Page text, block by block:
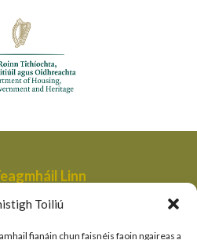
Toiliú
fianáin chun faisnéis faoin ngaireas a
Linn
na dTailte Móna,
Áitiúil agus Oidhreachta,
an Bhaile Nua,